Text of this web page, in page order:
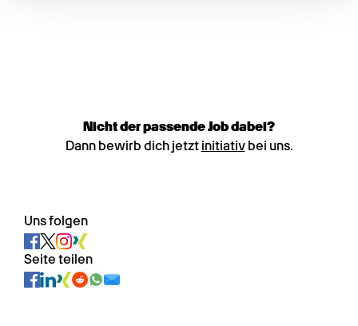
Nicht der passende Job dabei?
Dann bewirb dich jetzt initiativbei uns.
Uns folgen
Seite teilen